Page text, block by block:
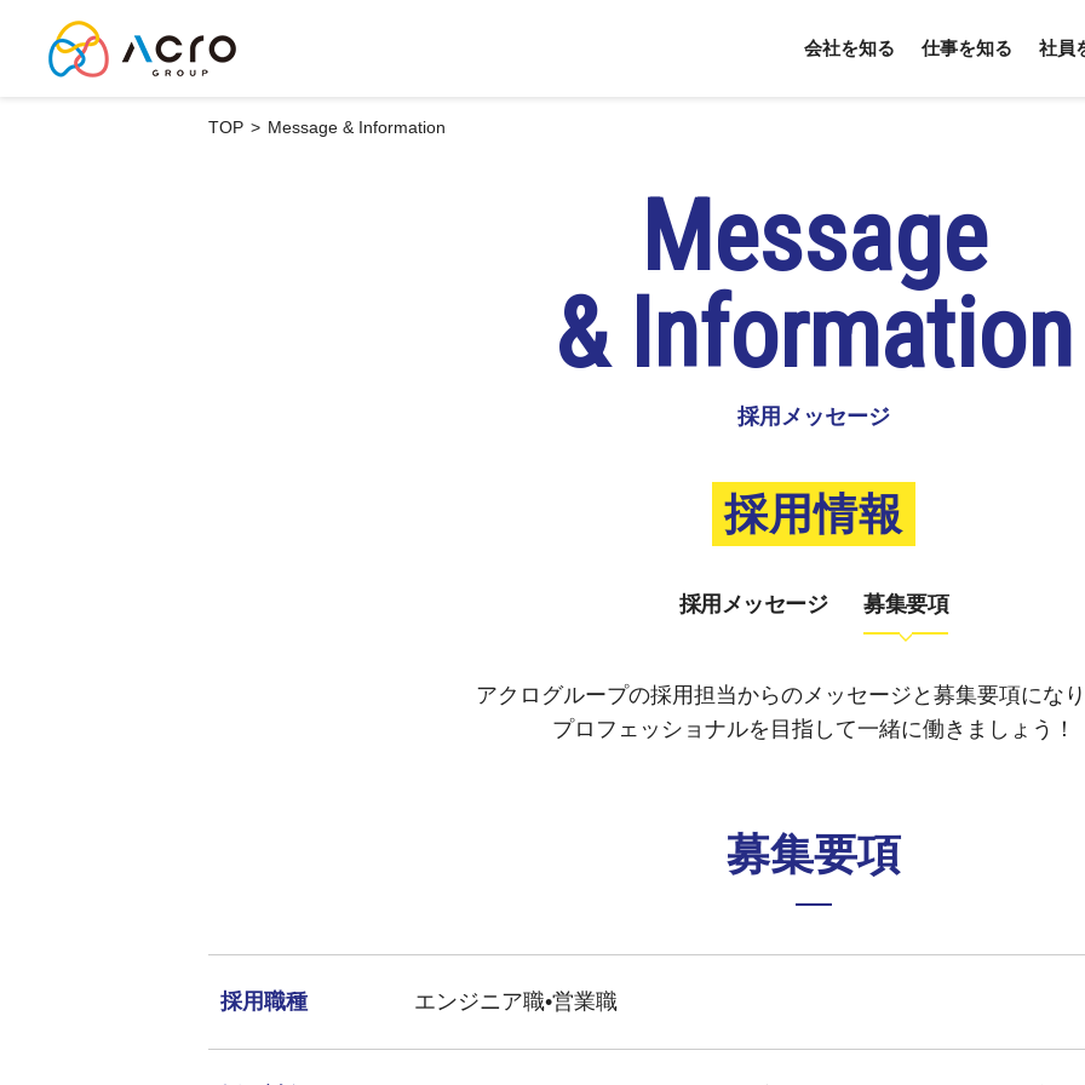
会社を知る 仕事を知る 社員
TOP > Message & Information
Message
& Information
採用メッセージ
採用情報
採用メッセージ 募集要項
アクログループの採用担当からのメッセージと募集要項にな
プロフェッショナルを目指して一緒に働きましょう！
募集要項
採用職種 エンジニア職•営業職